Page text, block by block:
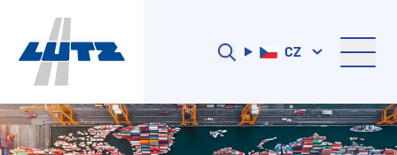
CZ